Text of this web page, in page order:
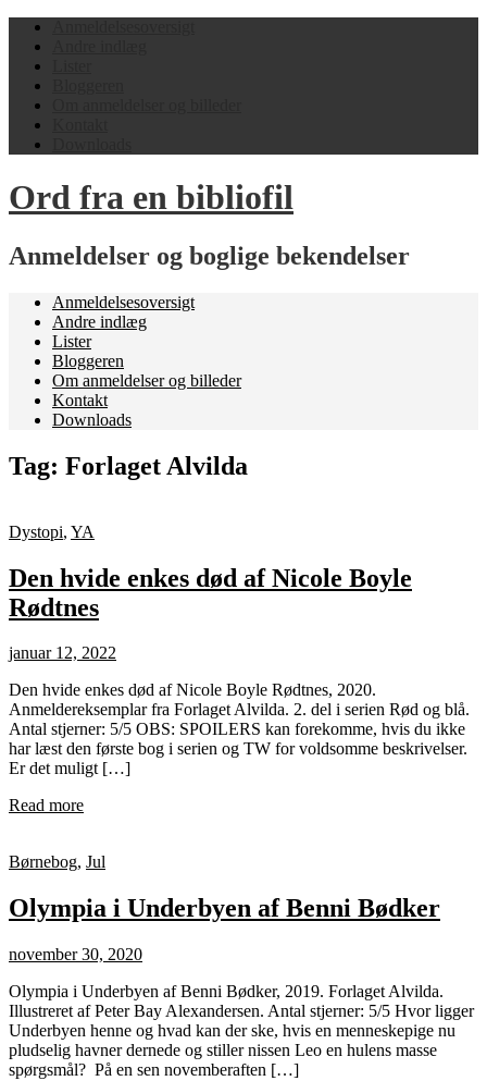
Ord fra en bibliofil
Anmeldelser og boglige bekendelser
Anmeldelsesoversigt
Andre indlæg
Lister
Bloggeren
Om anmeldelser og billeder
Kontakt
Downloads
Tag: Forlaget Alvilda
Dystopi, YA
Den hvide enkes død af Nicole Boyle
Rødtnes
januar 12, 2022
Den hvide enkes død af Nicole Boyle Rødtnes, 2020.
Anmeldereksemplar fra Forlaget Alvilda. 2. del i serien Rød og blå.
Antal stjerner: 5/5 OBS: SPOILERS kan forekomme, hvis du ikke
har læst den første bog i serien og TW for voldsomme beskrivelser.
Er det muligt […]
Read more
Børnebog, Jul
Olympia i Underbyen af Benni Bødker
november 30, 2020
Olympia i Underbyen af Benni Bødker, 2019. Forlaget Alvilda.
Illustreret af Peter Bay Alexandersen. Antal stjerner: 5/5 Hvor ligger
Underbyen henne og hvad kan der ske, hvis en menneskepige nu
pludselig havner dernede og stiller nissen Leo en hulens masse
spørgsmål? På en sen novemberaften […]